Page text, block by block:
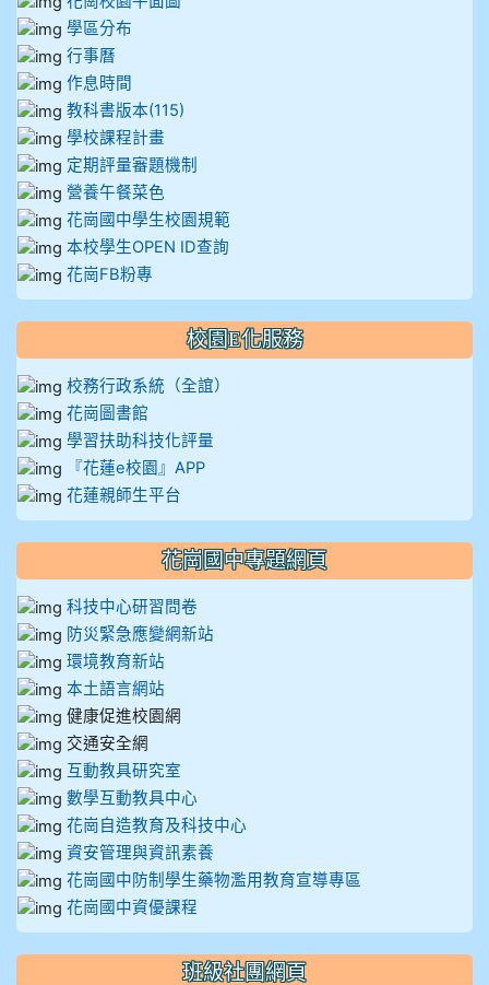
學區分布
行事曆
作息時間
教科書版本(115)
學校課程計畫
定期評量審題機制
營養午餐菜色
花崗國中學生校園規範
本校學生OPEN ID查詢
花崗FB粉專
校園E化服務
校務行政系統（全誼）
花崗圖書館
學習扶助科技化評量
『花蓮e校園』APP
花蓮親師生平台
花崗國中專題網頁
科技中心研習問卷
防災緊急應變網新站
環境教育新站
本土語言網站
健康促進校園網
交通安全網
互動教具研究室
數學互動教具中心
花崗自造教育及科技中心
資安管理與資訊素養
花崗國中防制學生藥物濫用教育宣導專區
花崗國中資優課程
班級社團網頁